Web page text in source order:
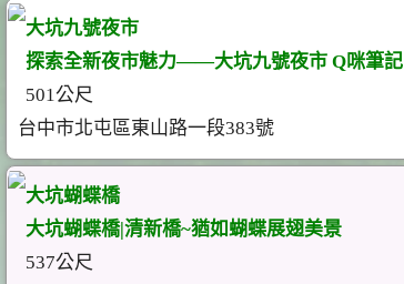
大坑九號夜市
探索全新夜市魅力——大坑九號夜市 Q咪筆記
501公尺
台中市北屯區東山路一段383號
大坑蝴蝶橋
大坑蝴蝶橋|清新橋~猶如蝴蝶展翅美景
537公尺